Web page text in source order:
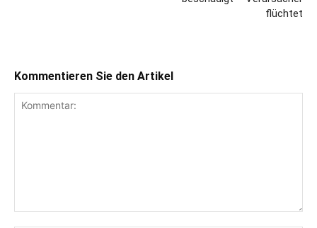
flüchtet
Kommentieren Sie den Artikel